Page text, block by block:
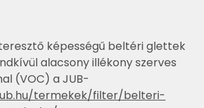
képességű beltéri glettek
alacsony illékony szerves
(VOC) a JUB-
termekek/filter/belteri-